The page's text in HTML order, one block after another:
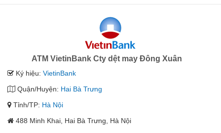
ATM VietinBank Cty dệt may Đông Xuân
Ký hiệu: VietinBank
Quận/Huyện: Hai Bà Trưng
Tỉnh/TP: Hà Nội
488 Minh Khai, Hai Bà Trưng, Hà Nội